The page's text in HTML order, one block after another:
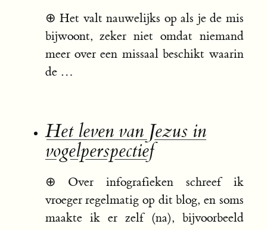
⊕Het valt nauwelijks op als je de mis
bijwoont, zeker niet omdat niemand
meer over een missaal beschikt waarin
de …
Het leven van Jezus in
vogelperspectief
⊕ Over infografieken schreef ik
vroeger regelmatig op dit blog, en soms
maakte ik er zelf (na), bijvoorbeeld